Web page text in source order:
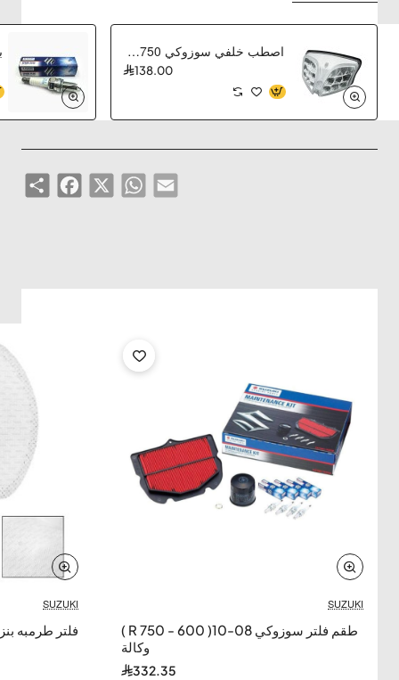
اصطب خلفي سوزوكي 750-600-1000
138.00
Share
Facebook X
WhatsApp Email
SUZUKI
طقم فلتر سوزوكي 08-10( 600 - 750 R )
وكالة
332.35
SUZUKI
فلتر طرمبه